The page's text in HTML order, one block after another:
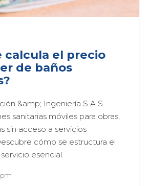
calcula el precio
de baños
&amp; Ingeniería S.A.S.
sanitarias móviles para obras,
sin acceso a servicios
cómo se estructura el
esencial.
pm